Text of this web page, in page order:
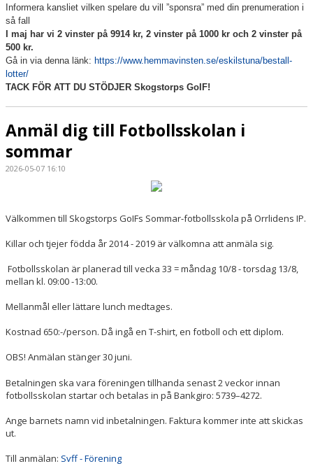
Informera kansliet vilken spelare du vill ”sponsra” med din prenumeration i
så fall
I maj har vi 2 vinster på 9914 kr, 2 vinster på 1000 kr och 2 vinster på
500 kr.
Gå in via denna länk: https://www.hemmavinsten.se/eskilstuna/bestall-
lotter/
TACK FÖR ATT DU STÖDJER Skogstorps GoIF!
Anmäl dig till Fotbollsskolan i
sommar
2026-05-07 16:10
Välkommen till Skogstorps GoIFs Sommar-fotbollsskola på Orrlidens IP.
Killar och tjejer födda år 2014 - 2019 är välkomna att anmäla sig.
Fotbollsskolan är planerad till vecka 33 = måndag 10/8 - torsdag 13/8,
mellan kl. 09:00 -13:00.
Mellanmål eller lättare lunch medtages.
Kostnad 650:-/person. Då ingå en T-shirt, en fotboll och ett diplom.
OBS! Anmälan stänger 30 juni.
Betalningen ska vara föreningen tillhanda senast 2 veckor innan
fotbollsskolan startar och betalas in på Bankgiro: 5739–4272.
Ange barnets namn vid inbetalningen. Faktura kommer inte att skickas
ut.
Till anmälan: Svff - Förening